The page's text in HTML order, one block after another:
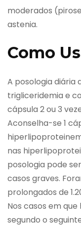
moderados
astenia.
Como
A posologia diária
trigliceridemia e
cápsula 2 ou 3
Aconselha-se 1
nas
posologia pode
casos graves.
prolongados de
Nos casos em
segundo o